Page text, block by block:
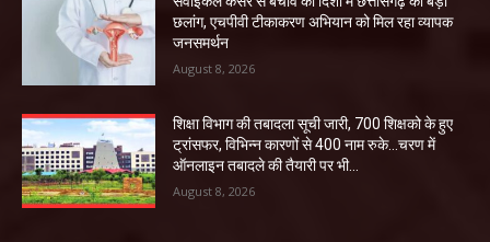
छलांग, एचपीवी टीकाकरण अभियान को मिल रहा व्यापक
जनसमर्थन
August 8, 2026
शिक्षा विभाग की तबादला सूची जारी, 700 शिक्षको के हुए
ट्रांसफर, विभिन्न कारणों से 400 नाम रुके…चरण में
ऑनलाइन तबादले की तैयारी पर भी...
August 8, 2026